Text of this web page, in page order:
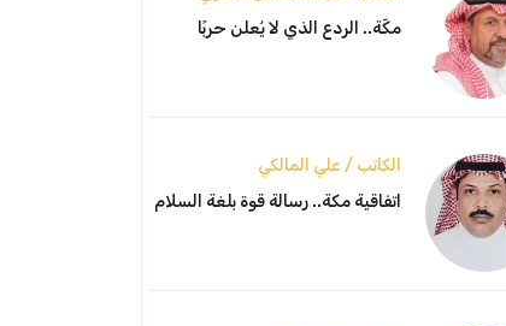
مكّة.. الردع الذي لا يُعلن حربًا
الكاتب / علي المالكي
اتفاقية مكة.. رسالة قوة بلغة السلام